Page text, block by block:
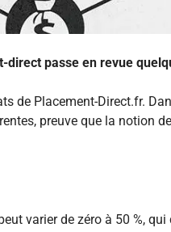
passe en revue
Placement-Direct.fr.
preuve que la notion
varier de zéro à 50 %,